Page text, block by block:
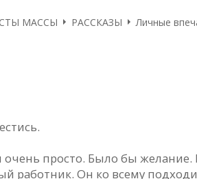
МАССЫ РАССКАЗЫ Личные
очень просто. Было бы
работник. Он ко всему